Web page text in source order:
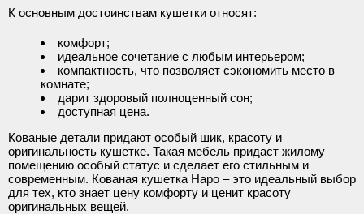
К основным достоинствам кушетки относят:
комфорт;
идеальное сочетание с любым интерьером;
компактность, что позволяет сэкономить место в
комнате;
дарит здоровый полноценный сон;
доступная цена.
Кованые детали придают особый шик, красоту и
оригинальность кушетке. Такая мебель придаст жилому
помещению особый статус и сделает его стильным и
современным. Кованая кушетка Наро – это идеальный выбор
для тех, кто знает цену комфорту и ценит красоту
оригинальных вещей.